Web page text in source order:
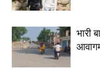
भारी